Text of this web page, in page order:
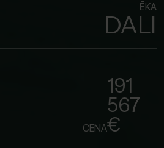
ĒKA
DALI
CENA
191
567
€